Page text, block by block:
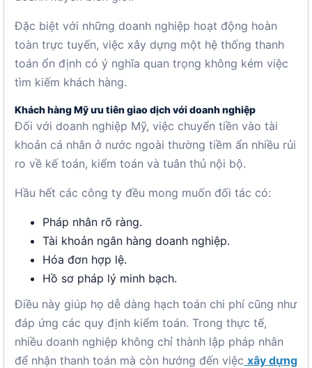
Đặc biệt với những doanh nghiệp hoạt động hoàn
toàn trực tuyến, việc xây dựng một hệ thống thanh
toán ổn định có ý nghĩa quan trọng không kém việc
tìm kiếm khách hàng.
Khách hàng Mỹ ưu tiên giao dịch với doanh nghiệp
Đối với doanh nghiệp Mỹ, việc chuyển tiền vào tài
khoản cá nhân ở nước ngoài thường tiềm ẩn nhiều rủi
ro về kế toán, kiểm toán và tuân thủ nội bộ.
Hầu hết các công ty đều mong muốn đối tác có:
Pháp nhân rõ ràng.
Tài khoản ngân hàng doanh nghiệp.
Hóa đơn hợp lệ.
Hồ sơ pháp lý minh bạch.
Điều này giúp họ dễ dàng hạch toán chi phí cũng như
đáp ứng các quy định kiểm toán. Trong thực tế,
nhiều doanh nghiệp không chỉ thành lập pháp nhân
để nhận thanh toán mà còn hướng đến việc xây dựng